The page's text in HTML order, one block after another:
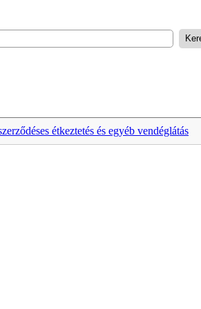
étkeztetés és egyéb vendéglátás